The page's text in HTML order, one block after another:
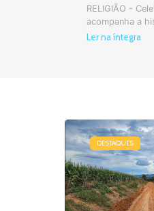
RELIGIÃO -
acompanha a
Ler na íntegra
DESTAQUES